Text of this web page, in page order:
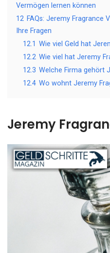
Vermögen lernen können
12 FAQs: Jeremy Fragrance
Ihre Fragen
12.1 Wie viel Geld hat
12.2 Wie viel hat Jeremy
12.3 Welche Firma gehört
12.4 Wo wohnt Jeremy
Jeremy